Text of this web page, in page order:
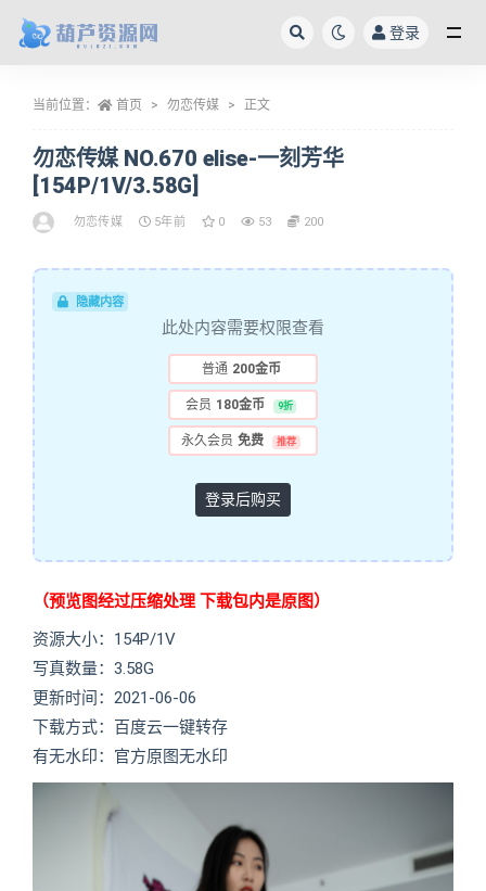
登录
当前位置： 首页 勿恋传媒 正文
勿恋传媒 NO.670 elise-一刻芳华
[154P/1V/3.58G]
勿恋传媒 5年前 0 53 200
隐藏内容
此处内容需要权限查看
普通 200金币
会员 180金币 9折
永久会员 免费 推荐
登录后购买
（预览图经过压缩处理 下载包内是原图）
资源大小：154P/1V
写真数量：3.58G
更新时间：2021-06-06
下载方式：百度云一键转存
有无水印：官方原图无水印